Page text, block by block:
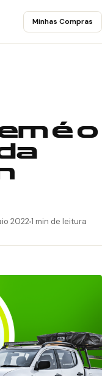
Minhas Compras
é o
20221 min de leitura